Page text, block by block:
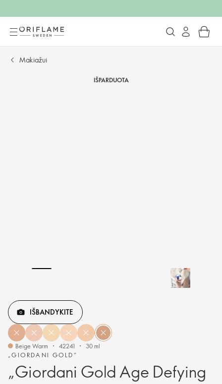
Makiažui
IŠPARDUOTA
„GIORDANI GOLD“
„Giordani Gold Age Defying
IŠBANDYKITE
Beige Warm 42241 30 ml